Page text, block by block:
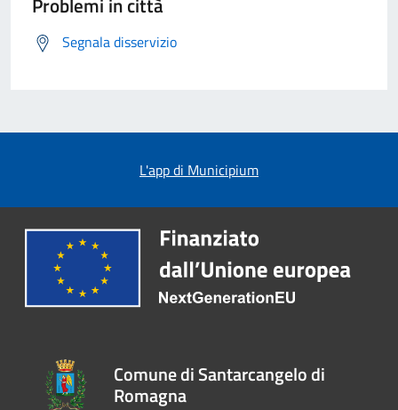
Segnala disservizio
L'app di Municipium
Comune di Santarcangelo di
Romagna